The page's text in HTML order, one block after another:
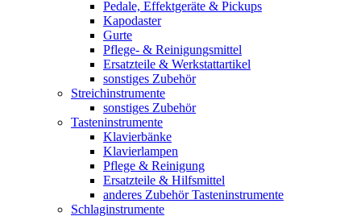
Pedale, Effektgeräte & Pickups
Kapodaster
Gurte
Pflege- & Reinigungsmittel
Ersatzteile & Werkstattartikel
sonstiges Zubehör
Streichinstrumente
sonstiges Zubehör
Tasteninstrumente
Klavierbänke
Klavierlampen
Pflege & Reinigung
Ersatzteile & Hilfsmittel
anderes Zubehör Tasteninstrumente
Schlaginstrumente